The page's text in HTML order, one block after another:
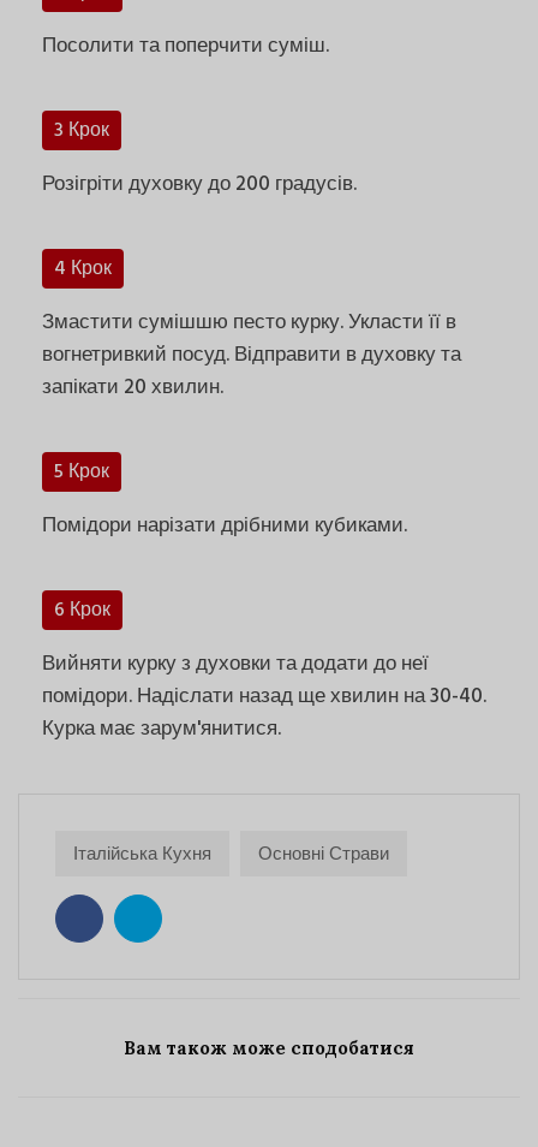
Посолити та поперчити суміш.
3 Крок
Розігріти духовку до 200 градусів.
4 Крок
Змастити сумішшю песто курку. Укласти її в
вогнетривкий посуд. Відправити в духовку та
запікати 20 хвилин.
5 Крок
Помідори нарізати дрібними кубиками.
6 Крок
Вийняти курку з духовки та додати до неї
помідори. Надіслати назад ще хвилин на 30-40.
Курка має зарум'янитися.
Італійська Кухня Основні Страви
Вам також може сподобатися